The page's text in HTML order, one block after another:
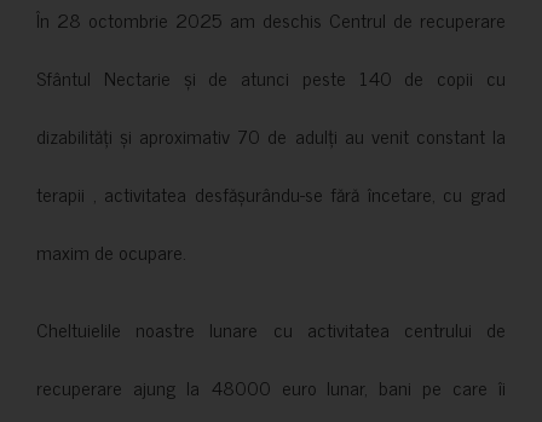
În 28 octombrie 2025 am deschis Centrul de recuperare
Sfântul Nectarie și de atunci peste 140 de copii cu
dizabilități și aproximativ 70 de adulți au venit constant la
terapii , activitatea desfășurându-se fără încetare, cu grad
maxim de ocupare.
Cheltuielile noastre lunare cu activitatea centrului de
recuperare ajung la 48000 euro lunar, bani pe care îi